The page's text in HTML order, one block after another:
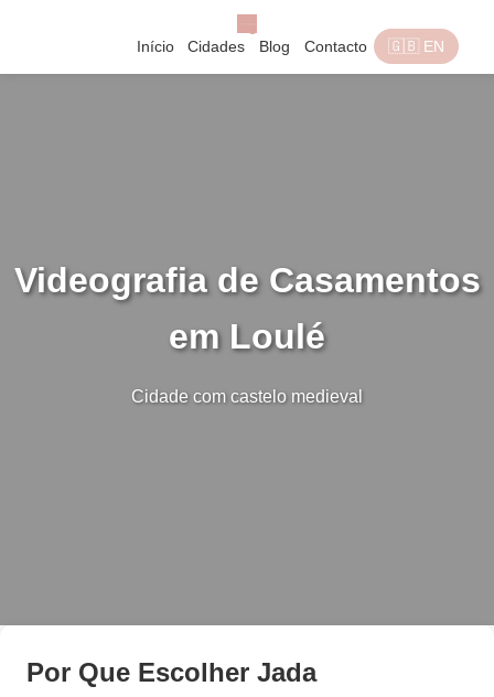
Início Cidades Blog Contacto 🇬🇧 EN
Videografia de Casamentos
em Loulé
Cidade com castelo medieval
Por Que Escolher Jada